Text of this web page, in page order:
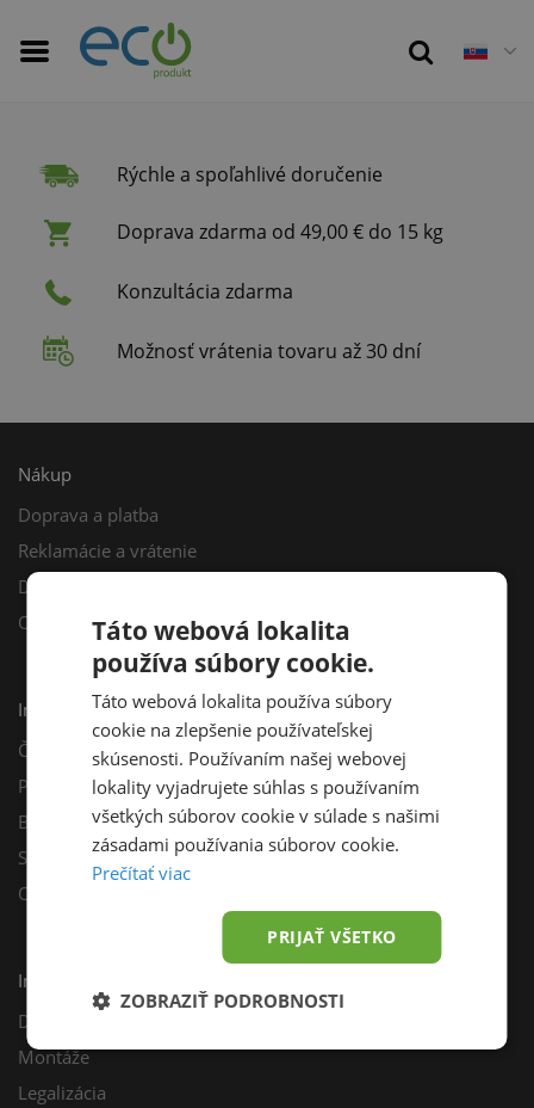
Rýchle a spoľahlivé doručenie
Doprava zdarma od 49,00 € do 15 kg
Konzultácia zdarma
Možnosť vrátenia tovaru až 30 dní
Nákup
Doprava a platba
Reklamácie a vrátenie
Darčekový poukaz
Odberné miesta
Informácie
Často kladené otázky
Poradňa
Blog
Sprievodca výberom fotovoltiky
Odporúčací program
Inštalácie
Dotácie
Montáže
Legalizácia
Táto webová lokalita
používa súbory cookie.
Táto webová lokalita používa súbory
cookie na zlepšenie používateľskej
skúsenosti. Používaním našej webovej
lokality vyjadrujete súhlas s používaním
všetkých súborov cookie v súlade s našimi
zásadami používania súborov cookie.
Prečítať viac
PRIJAŤ VŠETKO
ZOBRAZIŤ PODROBNOSTI